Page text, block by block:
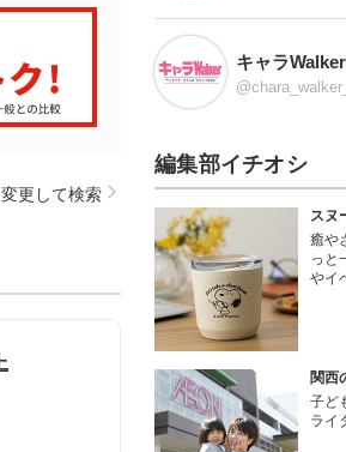
更して検索
キャラWalker
@chara_walker_
編集部イチオシ
スヌ
癒や
っと
やイ
関西
子ど
ライ